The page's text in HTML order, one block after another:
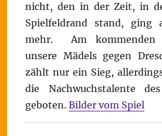
nicht, den in der Zeit, in
Spielfeldrand stand, ging
mehr. Am kommenden
unsere Mädels gegen
zählt nur ein Sieg,
die Nachwuchstalente
geboten. Bilder vom Spiel